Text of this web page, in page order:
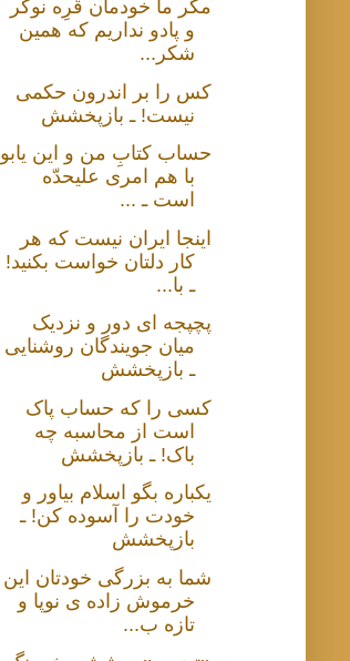
مگر ما خودمان قَرِه نوکر
و پادو نداریم که همین
شکر...
کس را بر اندرون حکمی
نیست! ـ بازپخشش
حساب کتابِ من و این یابو
با هم امری علیحدّه
است ـ ...
اینجا ایران نیست که هر
کار دلتان خواست بکنید!
ـ با...
پچپجه ای دور و نزدیک
میان جویندگان روشنایی
ـ بازپخشش
کسی را که حساب پاک
است از محاسبه چه
باک! ـ بازپخشش
یکباره بگو اسلام بیاور و
خودت را آسوده کن! ـ
بازپخشش
شما به بزرگی خودتان این
خرموش زاده ی نوپا و
تازه ب...